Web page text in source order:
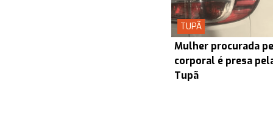
TUPÃ
Mulher procurada
corporal é presa
Tupã